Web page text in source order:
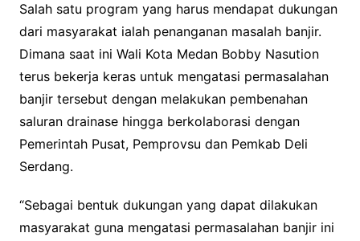
Salah satu program yang harus mendapat dukungan
dari masyarakat ialah penanganan masalah banjir.
Dimana saat ini Wali Kota Medan Bobby Nasution
terus bekerja keras untuk mengatasi permasalahan
banjir tersebut dengan melakukan pembenahan
saluran drainase hingga berkolaborasi dengan
Pemerintah Pusat, Pemprovsu dan Pemkab Deli
Serdang.
“Sebagai bentuk dukungan yang dapat dilakukan
masyarakat guna mengatasi permasalahan banjir ini